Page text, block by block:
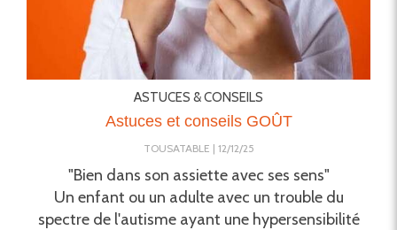
ASTUCES & CONSEILS
Astuces et conseils GOÛT
TOUSATABLE 12/12/25
"Bien dans son assiette avec ses sens"
Un enfant ou un adulte avec un trouble du
spectre de l'autisme ayant une hypersensibilité